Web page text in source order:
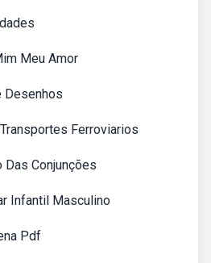
Meu Amor
Desenhos
Ferroviarios
Das Conjunções
Infantil Masculino
Pdf